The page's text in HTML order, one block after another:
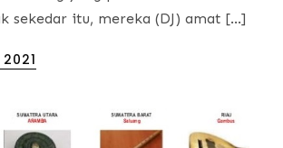
sekedar itu, mereka (DJ) amat […]